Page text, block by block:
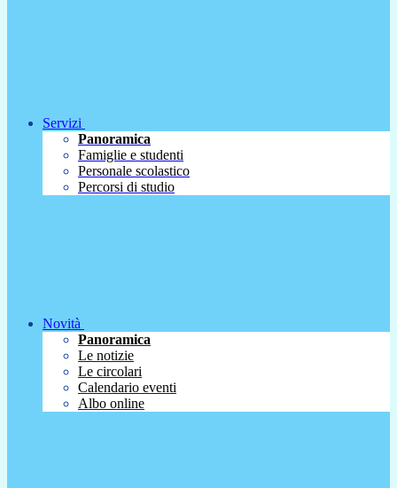
Servizi
Panoramica
Famiglie e studenti
Personale scolastico
Percorsi di studio
Novità
Panoramica
Le notizie
Le circolari
Calendario eventi
Albo online